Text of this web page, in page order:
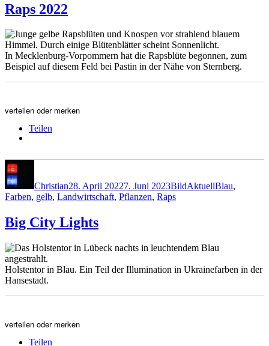
Raps 2022
In Mecklenburg-Vorpommern hat die Rapsblüte begonnen, zum
Beispiel auf diesem Feld bei Pastin in der Nähe von Sternberg.
verteilen oder merken
Teilen
Christian28. April 20227. Juni 2023BildAktuellBlau,
Farben, gelb, Landwirtschaft, Pflanzen, Raps
Big City Lights
Holstentor in Blau. Ein Teil der Illumination in Ukrainefarben in der
Hansestadt.
verteilen oder merken
Teilen